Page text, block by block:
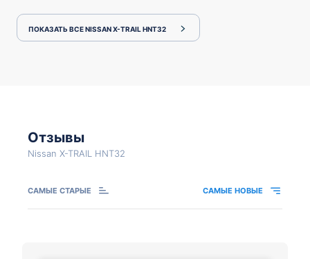
ПОКАЗАТЬ ВСЕ NISSAN X-TRAIL HNT32
Отзывы
Nissan X-TRAIL HNT32
САМЫЕ СТАРЫЕ САМЫЕ НОВЫЕ